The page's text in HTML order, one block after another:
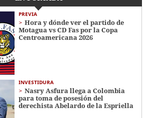
PREVIA
Hora y dónde ver el partido de
Motagua vs CD Fas por la Copa
Centroamericana 2026
INVESTIDURA
Nasry Asfura llega a Colombia
para toma de posesión del
derechista Abelardo de la Espriella